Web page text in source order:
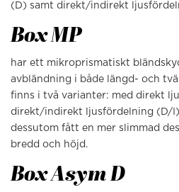
(D) samt direkt/indirekt
Box MP
har ett mikroprismatiskt
avbländning i både längd- och
finns i två varianter: med direkt
direkt/indirekt ljusfördelning (D/
dessutom fått en mer slimmad
bredd och höjd.
Box Asym D